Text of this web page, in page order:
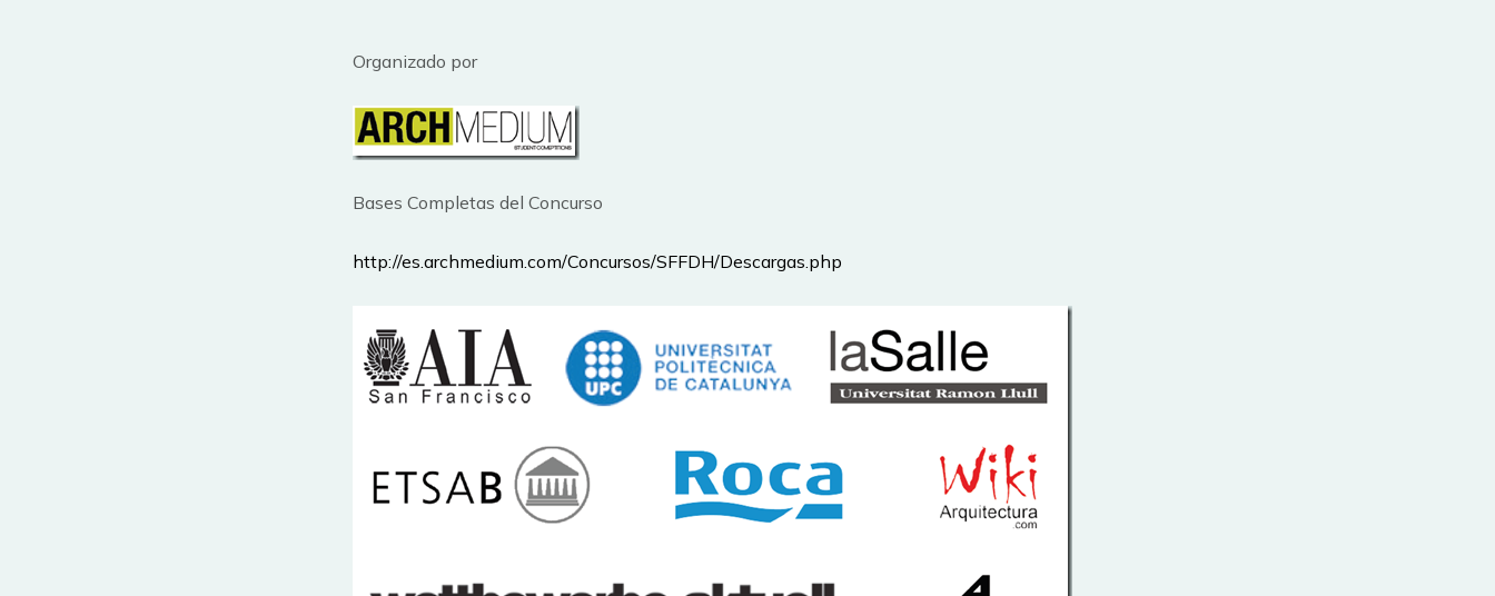
Organizado por
Bases Completas del Concurso
http://es.archmedium.com/Concursos/SFFDH/Descargas.php